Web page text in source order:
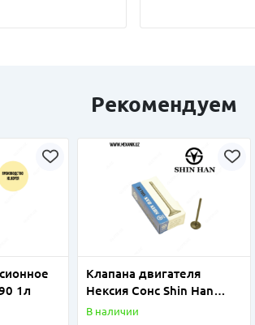
Рекомендуем
1л
Клапана двигателя
Нексия Сонс Shin Han
(Ю.Корея)
В наличии